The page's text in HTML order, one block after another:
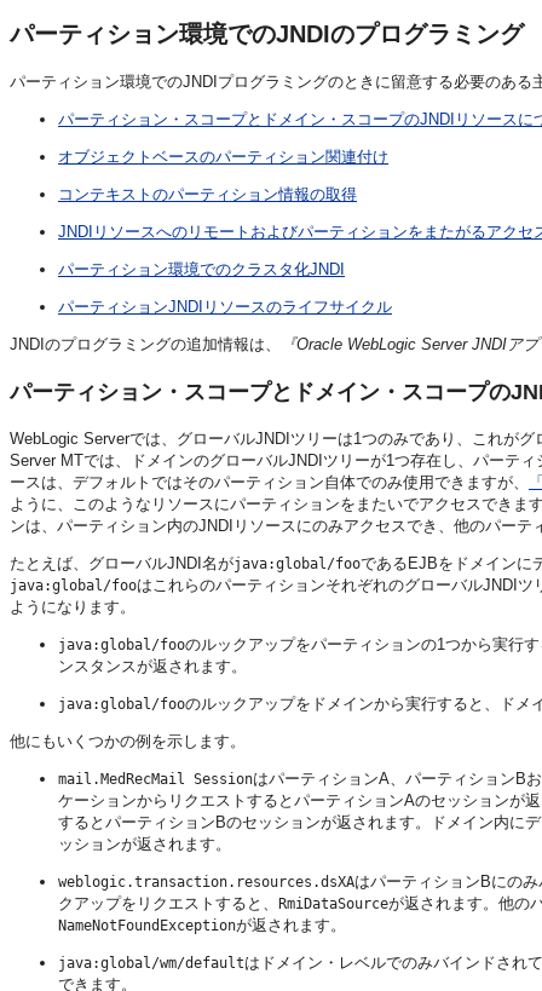
パーティション環境でのJNDIのプログラミング
パーティション環境でのJNDIプログラミングのときに留意する必要のあ
パーティション・スコープとドメイン・スコープのJNDIリソースに
オブジェクトベースのパーティション関連付け
コンテキストのパーティション情報の取得
JNDIリソースへのリモートおよびパーティションをまたがるアクセ
パーティション環境でのクラスタ化JNDI
パーティションJNDIリソースのライフサイクル
JNDIのプログラミングの追加情報は、 『Oracle WebLogic Server JNDIア
パーティション・スコープとドメイン・スコープの
WebLogic Serverでは、グローバルJNDIツリーは1つのみであり、これが
Server MTでは、ドメインのグローバルJNDIツリーが1つ存在し、パーテ
ースは、デフォルトではそのパーティション自体でのみ使用できますが、
ように、このようなリソースにパーティションをまたいでアクセスでき
ンは、パーティション内のJNDIリソースにのみアクセスでき、他のパー
たとえば、グローバルJNDI名がjava:global/fooであるEJBをドメインに
java:global/fooはこれらのパーティションそれぞれのグローバルJNDI
ようになります。
java:global/fooのルックアップをパーティションの1つから実行
ンスタンスが返されます。
java:global/fooのルックアップをドメインから実行すると、ド
他にもいくつかの例を示します。
mail.MedRecMail SessionはパーティションA、パーティションB
ケーションからリクエストするとパーティションAのセッションが
するとパーティションBのセッションが返されます。ドメイン内に
ッションが返されます。
weblogic.transaction.resources.dsXAはパーティションBにの
クアップをリクエストすると、 RmiDataSourceが返されます。他の
NameNotFoundExceptionが返されます。
java:global/wm/defaultはドメイン・レベルでのみバインドされ
できます。